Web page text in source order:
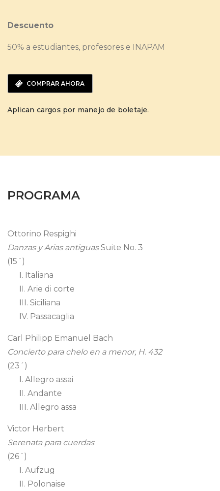
Descuento
50% a estudiantes, profesores e INAPAM
COMPRAR AHORA
Aplican cargos por manejo de boletaje.
PROGRAMA
Ottorino Respighi
Danzas y Arias antiguasSuite No. 3
(15´)
I. Italiana
II. Arie di corte
III. Siciliana
IV. Passacaglia
Carl Philipp Emanuel Bach
Concierto para chelo en a menor, H. 432
(23´)
I. Allegro assai
II. Andante
III. Allegro assa
Victor Herbert
Serenata para cuerdas
(26´)
I. Aufzug
II. Polonaise